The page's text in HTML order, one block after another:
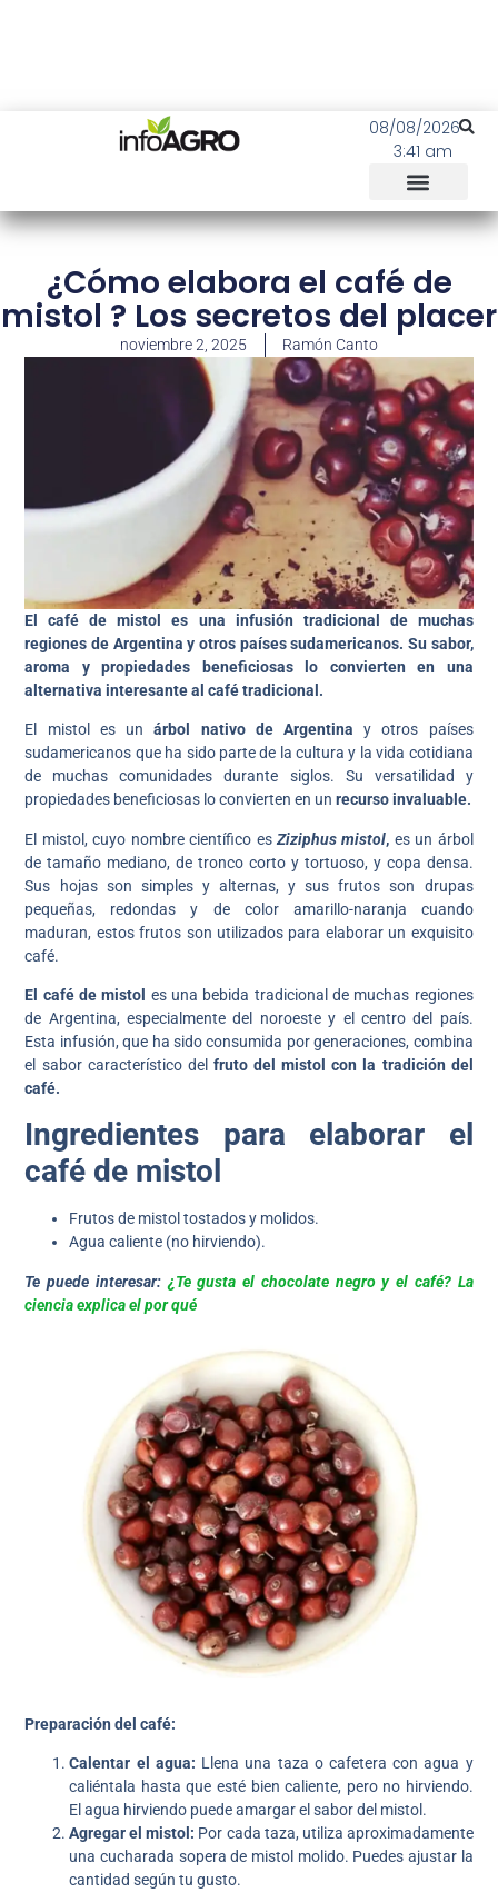
08/08/2026
3:41 am
¿Cómo elabora el café de
mistol ? Los secretos del placer
noviembre 2, 2025 Ramón Canto
El café de mistol es una infusión tradicional de muchas
regiones de Argentina y otros países sudamericanos. Su sabor,
aroma y propiedades beneficiosas lo convierten en una
alternativa interesante al café tradicional.
El mistol es unárbol nativo de Argentina y otros países
sudamericanos que ha sido parte de la cultura y la vida cotidiana
de muchas comunidades durante siglos. Su versatilidad y
propiedades beneficiosas lo convierten en un recurso invaluable.
El mistol, cuyo nombre científico es Ziziphus mistol, es un árbol
de tamaño mediano, de tronco corto y tortuoso, y copa densa.
Sus hojas son simples y alternas, y sus frutos son drupas
pequeñas, redondas y de color amarillo-naranja cuando
maduran, estos frutos son utilizados para elaborar un exquisito
café.
El café de mistol es una bebida tradicional de muchas regiones
de Argentina, especialmente del noroeste y el centro del país.
Esta infusión, que ha sido consumida por generaciones, combina
el sabor característico del fruto del mistol con la tradición del
café.
Ingredientes para elaborar el
café de mistol
Frutos de mistol tostados y molidos.
Agua caliente (no hirviendo).
Te puede interesar: ¿Te gusta el chocolate negro y el café? La
ciencia explica el por qué
Preparación del café:
Calentar el agua: Llena una taza o cafetera con agua y
caliéntala hasta que esté bien caliente, pero no hirviendo.
El agua hirviendo puede amargar el sabor del mistol.
Agregar el mistol: Por cada taza, utiliza aproximadamente
una cucharada sopera de mistol molido. Puedes ajustar la
cantidad según tu gusto.